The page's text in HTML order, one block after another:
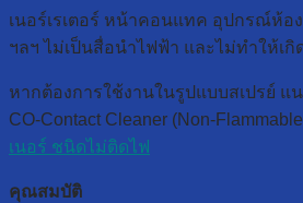
เนอร์เรเตอร์ หน้าคอนแทค อุปกรณ์ห้อ
ฯลฯ ไม่เป็นสื่อนำไฟฟ้า และไม่ทำให้เกิ
หากต้องการใช้งานในรูปแบบสเปรย์ แ
CO-Contact Cleaner (Non-
เนอร์ ชนิดไม่ติดไฟ
คุณสมบัติ